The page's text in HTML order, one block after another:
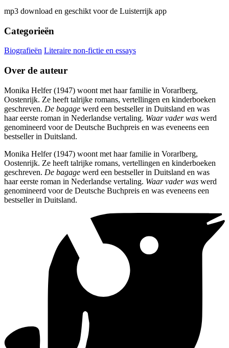
mp3 download en geschikt voor de Luisterrijk app
Categorieën
Biografieën Literaire non-fictie en essays
Over de auteur
Monika Helfer (1947) woont met haar familie in Vorarlberg,
Oostenrijk. Ze heeft talrijke romans, vertellingen en kinderboeken
geschreven. De bagage werd een bestseller in Duitsland en was
haar eerste roman in Nederlandse vertaling. Waar vader was werd
genomineerd voor de Deutsche Buchpreis en was eveneens een
bestseller in Duitsland.
Monika Helfer (1947) woont met haar familie in Vorarlberg,
Oostenrijk. Ze heeft talrijke romans, vertellingen en kinderboeken
geschreven. De bagage werd een bestseller in Duitsland en was
haar eerste roman in Nederlandse vertaling. Waar vader was werd
genomineerd voor de Deutsche Buchpreis en was eveneens een
bestseller in Duitsland.